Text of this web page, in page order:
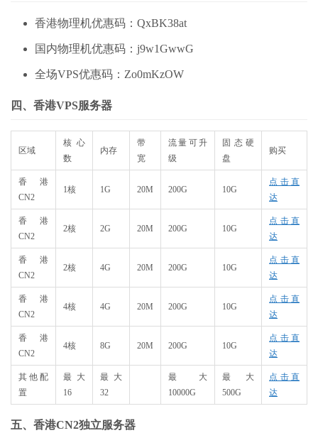
香港物理机优惠码：QxBK38at
国内物理机优惠码：j9w1GwwG
全场VPS优惠码：Zo0mKzOW
四、香港VPS服务器
区域
核心
数
内存
带
宽
流量可升
级
固态硬
盘
购买
香港
CN2
1核 1G 20M 200G 10G
点击直
达
香港
CN2
2核 2G 20M 200G 10G
点击直
达
香港
CN2
2核 4G 20M 200G 10G
点击直
达
香港
CN2
4核 4G 20M 200G 10G
点击直
达
香港
CN2
4核 8G 20M 200G 10G
点击直
达
其他配
置
最大
16
最大
32
最大
10000G
最大
500G
点击直
达
五、香港CN2独立服务器